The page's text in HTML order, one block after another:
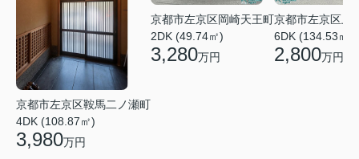
京都市左京区鞍馬二ノ瀬町
4DK (108.87㎡)
3,980万円
京都市左京区岡崎天王町
2DK (49.74㎡)
3,280万円
京都市左京区上
6DK (134.53㎡)
2,800万円